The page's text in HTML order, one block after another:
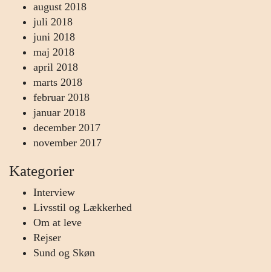
august 2018
juli 2018
juni 2018
maj 2018
april 2018
marts 2018
februar 2018
januar 2018
december 2017
november 2017
Kategorier
Interview
Livsstil og Lækkerhed
Om at leve
Rejser
Sund og Skøn